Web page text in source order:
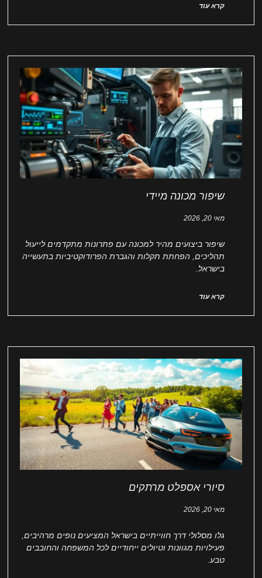
קרא עוד
שיפור מכונה מיידי
מאי 20, 2026
שיפור ביצועים מהיר למכונה עם פתרונות מתקדמים לייעול
תהליכים, הפחתת תקלות והגברת הפרודוקטיביות בתעשייה
בישראל.
קרא עוד
סיורי אספלט מרתקים
מאי 20, 2026
גלו מסלולי דרך חווייתיים בישראל המציעים נופים מרהיבים,
פעילויות מגוונות וטיולים ייחודיים לכל המשפחה והחובבים
טבע.